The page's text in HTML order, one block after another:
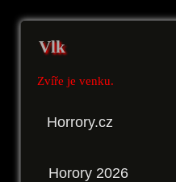
Vlk
Zvíře je venku.
Horrory.cz
Horory 2026